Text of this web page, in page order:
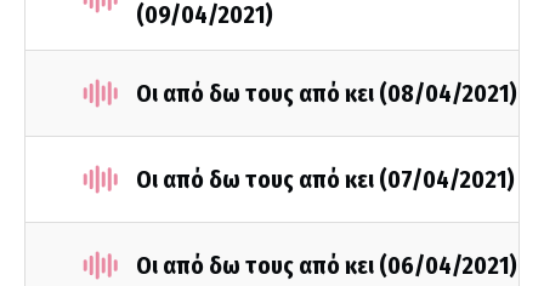
(09/04/2021)
Οι από δω τους από κει (08/04/2021)
Οι από δω τους από κει (07/04/2021)
Οι από δω τους από κει (06/04/2021)